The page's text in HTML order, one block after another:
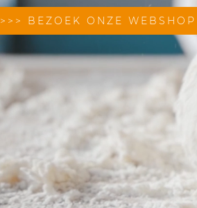
>>> BEZOEK ONZE WEBSHOP
NEDERLANDS OUDSTE